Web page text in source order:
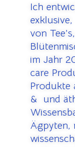
Ich
von
im Jahr
care
Produkte
& und
Ägpyten,